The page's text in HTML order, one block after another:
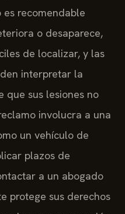
es recomendable
o desaparece,
de localizar, y las
interpretar la
que sus lesiones no
involucra a una
un vehículo de
plazos de
a un abogado
protege sus derechos